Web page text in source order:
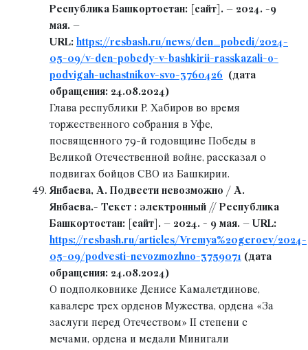
Республика Башкортостан: [сайт]. – 2024. -9
мая. –
URL: https://resbash.ru/news/den_pobedi/2024-
05-09/v-den-pobedy-v-bashkirii-rasskazali-o-
podvigah-uchastnikov-svo-3760426 (дата
обращения: 24.08.2024)
Глава республики Р. Хабиров во время
торжественного собрания в Уфе,
посвященного 79-й годовщине Победы в
Великой Отечественной войне, рассказал о
подвигах бойцов СВО из Башкирии.
Янбаева, А. Подвести невозможно / А.
Янбаева.- Текст : электронный // Республика
Башкортостан: [сайт]. – 2024. - 9 мая. – URL:
https://resbash.ru/articles/Vremya%20geroev/2024-
05-09/podvesti-nevozmozhno-3759071 (дата
обращения: 24.08.2024)
О подполковнике Денисе Камалетдинове,
кавалере трех орденов Мужества, ордена «За
заслуги перед Отечеством» II степени с
мечами, ордена и медали Минигали